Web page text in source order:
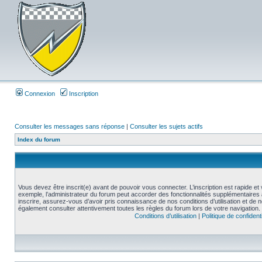
Connexion Inscription
Consulter les messages sans réponse | Consulter les sujets actifs
Index du forum
Vous devez être inscrit(e) avant de pouvoir vous connecter. L’inscription est rapide
exemple, l’administrateur du forum peut accorder des fonctionnalités
inscrire, assurez-vous d’avoir pris connaissance de nos conditions d’utilisation et de
également consulter attentivement toutes les règles du forum lors de votre navigation.
Conditions d’utilisation| Politique de